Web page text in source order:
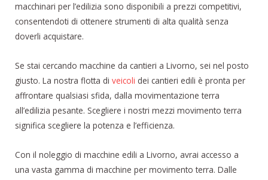
macchinari per l’edilizia sono disponibili a prezzi competitivi,
consentendoti di ottenere strumenti di alta qualità senza
doverli acquistare.
Se stai cercando macchine da cantieri a Livorno, sei nel posto
giusto. La nostra flotta di veicoli dei cantieri edili è pronta per
affrontare qualsiasi sfida, dalla movimentazione terra
all’edilizia pesante. Scegliere i nostri mezzi movimento terra
significa scegliere la potenza e l’efficienza.
Con il noleggio di macchine edili a Livorno, avrai accesso a
una vasta gamma di macchine per movimento terra. Dalle